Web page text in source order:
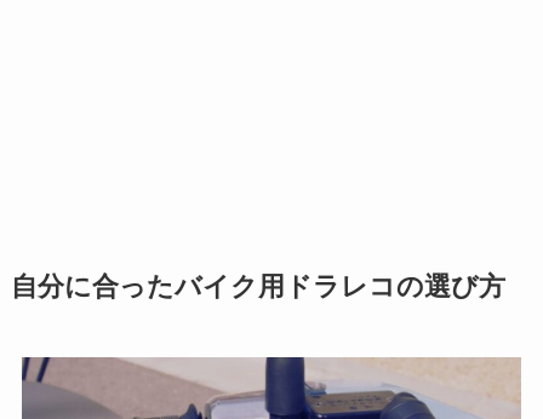
自分に合ったバイク用ドラレコの選び方